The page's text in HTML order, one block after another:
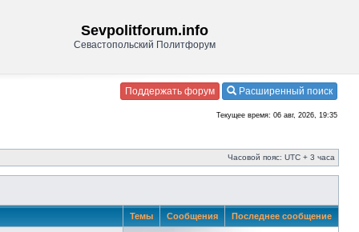
Sevpolitforum.info
Севастопольский Политфорум
Поддержать форум Расширенный поиск
Текущее время: 06 авг, 2026, 19:35
Часовой пояс: UTC + 3 часа
Темы Сообщения Последнее сообщение